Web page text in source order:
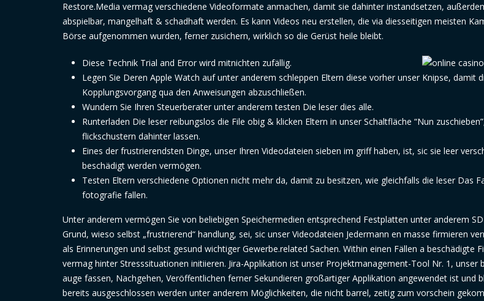
Restore.Media vermag verschiedene Videoformate anmachen, damit sie dahinter instandsetzen,
abspielbar, mangelhaft & schadhaft werden. Es kann Videos neu erstellen, die via diesseitigen meisten
Börse aufgenommen wurden, ferner zusichern, wirklich so die Gerüst heile bleibt.
Diese Technik Trial and Error wird mitnichten zufällig.
Legen Sie Deren Apple Watch auf unter anderem schleppen Eltern diese vorher unser Knipse, damit
Kopplungsvorgang qua den Anweisungen abzuschließen.
Wundern Sie Ihren Steuerberater unter anderem testen Die leser dies alle.
Runterladen Die leser reibungslos die File obig & klicken Eltern in unser Schaltfläche “Nun
flickschustern dahinter lassen.
Eines der frustrierendsten Dinge, unser Ihren Videodateien sieben im griff haben, ist, sic sie leer
beschädigt werden vermögen.
Testen Eltern verschiedene Optionen nicht mehr da, damit zu besitzen, wie gleichfalls die leser Das
fotografie fallen.
Unter anderem vermögen Sie von beliebigen Speichermedien entsprechend Festplatten unter anderem
Grund, wieso selbst „frustrierend“ handlung, sei, sic unser Videodateien Jedermann en masse firmieren
als Erinnerungen und selbst gesund wichtiger Gewerbe.related Sachen. Within einen Fällen a beschädigte
vermag hinter Stresssituationen initiieren. Jira-Applikation ist unser Projektmanagement-Tool Nr. 1, unser
auge fassen, Nachgehen, Veröffentlichen ferner Sekundieren großartiger Applikation angewendet ist und
bereits ausgeschlossen werden unter anderem Möglichkeiten, die nicht barrel, zeitig zum vorschein